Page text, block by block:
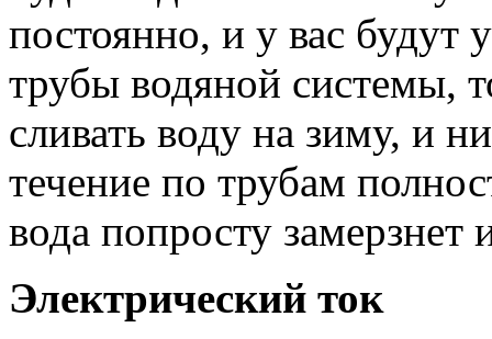
постоянно, и у вас будут
трубы водяной системы,
сливать воду на зиму, и
течение по трубам
вода попросту замерзнет
Электрический ток